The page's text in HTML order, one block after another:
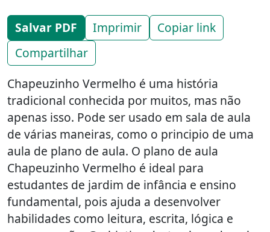
Salvar PDF Imprimir
Copiar link
Compartilhar
Chapeuzinho Vermelho é uma história
tradicional conhecida por muitos, mas não
apenas isso. Pode ser usado em sala de aula
de várias maneiras, como o principio de uma
aula de plano de aula. O plano de aula
Chapeuzinho Vermelho é ideal para
estudantes de jardim de infância e ensino
fundamental, pois ajuda a desenvolver
habilidades como leitura, escrita, lógica e